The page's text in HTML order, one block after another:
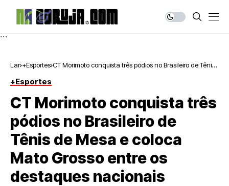
```
Lar +Esportes CT Morimoto conquista três pódios no Brasileiro de Tênis
+Esportes
CT Morimoto conquista três
pódios no Brasileiro de
Tênis de Mesa e coloca
Mato Grosso entre os
destaques nacionais